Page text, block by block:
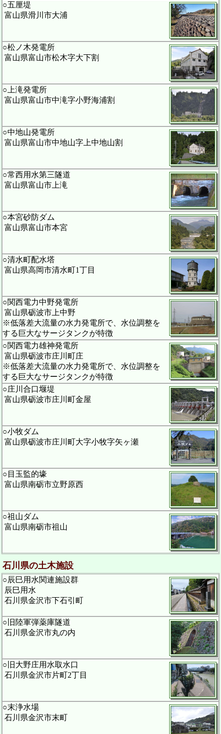
○五厘堤
富山県滑川市大浦
○松ノ木発電所
富山県富山市松木字大下割
○上滝発電所
富山県富山市中滝字小野海浦割
○中地山発電所
富山県富山市中地山字上中地山割
○常西用水第三隧道
富山県富山市上滝
○本宮砂防ダム
富山県富山市本宮
○清水町配水塔
富山県高岡市清水町1丁目
○関西電力中野発電所
富山県砺波市上中野
※低落差大流量の水力発電所で、水位調整を
する巨大なサージタンクが特徴
○関西電力雄神発電所
富山県砺波市庄川町庄
※低落差大流量の水力発電所で、水位調整を
する巨大なサージタンクが特徴
○庄川合口堰堤
富山県砺波市庄川町金屋
○小牧ダム
富山県砺波市庄川町大字小牧字矢ヶ瀬
○目玉監的壕
富山県南砺市立野原西
○祖山ダム
富山県南砺市祖山
石川県の土木施設
○辰巳用水関連施設群
辰巳用水
石川県金沢市下石引町
○旧陸軍弾薬庫隧道
石川県金沢市丸の内
○旧大野庄用水取水口
石川県金沢市片町2丁目
○末浄水場
石川県金沢市末町